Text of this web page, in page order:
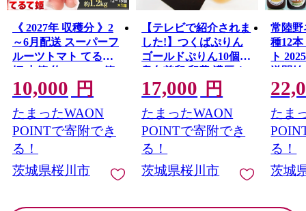
《 2027年 収穫分 》2
～6月配送 スーパーフ
ルーツトマト てるて
姫 中箱 約1.2kg × 1箱
【12〜15玉/1箱】 糖度
9度以上 定期便 先行予
約 フルーツトマト ブ
ランドトマト 野菜 ギ
フト 贈答 青空レスト
ラン アド街ック天国
グッドモーニング 黄
10,000 円
たまったWAON
POINTで寄附でき
る！
茨城県桜川市
【テレビで紹介されま
した!】つくばぷりん
ゴールドぷりん10個入
奥久慈卵 卵黄 濃厚 と
ろける プリン
[AJ001sa]
17,000 円
たまったWAON
POINTで寄附でき
る！
茨城県桜川市
常陸野
種12
ト 2025年11月中旬発
送開
トビ
ストビ
ルコ
詰め
エー
限定
たま
る！
茨城